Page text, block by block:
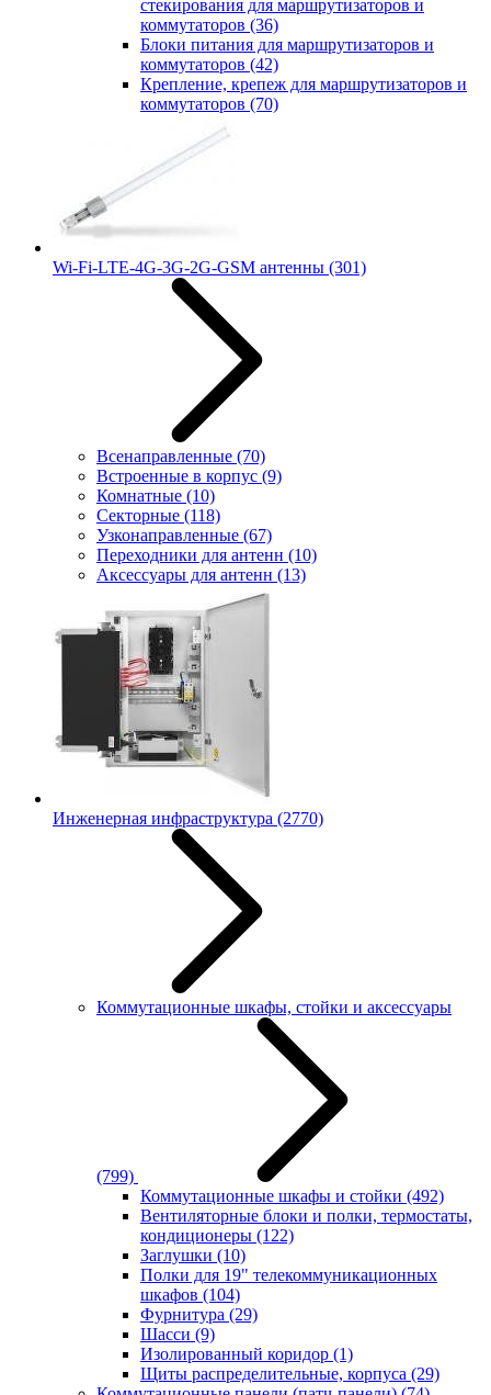
стекирования для маршрутизаторов и
коммутаторов (36)
Блоки питания для маршрутизаторов и
коммутаторов (42)
Крепление, крепеж для маршрутизаторов и
коммутаторов (70)
Wi-Fi-LTE-4G-3G-2G-GSM антенны (301)
Всенаправленные (70)
Встроенные в корпус (9)
Комнатные (10)
Секторные (118)
Узконаправленные (67)
Переходники для антенн (10)
Аксессуары для антенн (13)
Инженерная инфраструктура (2770)
Коммутационные шкафы, стойки и аксессуары
(799)
Коммутационные шкафы и стойки (492)
Вентиляторные блоки и полки, термостаты,
кондиционеры (122)
Заглушки (10)
Полки для 19" телекоммуникационных
шкафов (104)
Фурнитура (29)
Шасси (9)
Изолированный коридор (1)
Щиты распределительные, корпуса (29)